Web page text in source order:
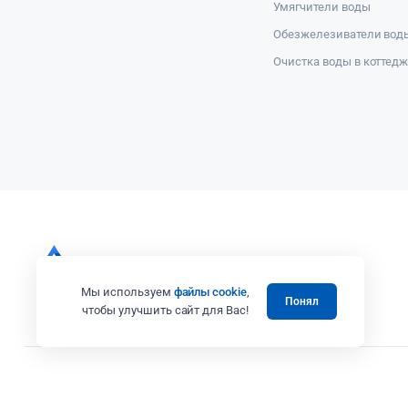
Умягчители воды
Обезжелезиватели
Очистка воды в
Мы используем файлы cookie,
чтобы улучшить сайт для Вас!
Понял